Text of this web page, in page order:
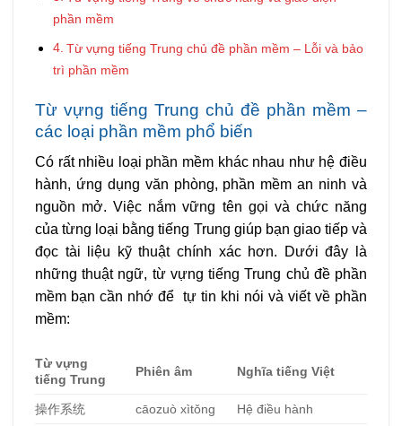
phần mềm
Từ vựng tiếng Trung chủ đề phần mềm – Lỗi và bảo
trì phần mềm
Từ vựng tiếng Trung chủ đề phần mềm –
các loại phần mềm phổ biến
Có rất nhiều loại phần mềm khác nhau như hệ điều
hành, ứng dụng văn phòng, phần mềm an ninh và
nguồn mở. Việc nắm vững tên gọi và chức năng
của từng loại bằng tiếng Trung giúp bạn giao tiếp và
đọc tài liệu kỹ thuật chính xác hơn. Dưới đây là
những thuật ngữ, từ vựng tiếng Trung chủ đề phần
mềm bạn cần nhớ để tự tin khi nói và viết về phần
mềm:
Từ vựng
tiếng Trung
Phiên âm Nghĩa tiếng Việt
操作系统 cāozuò xìtǒng Hệ điều hành